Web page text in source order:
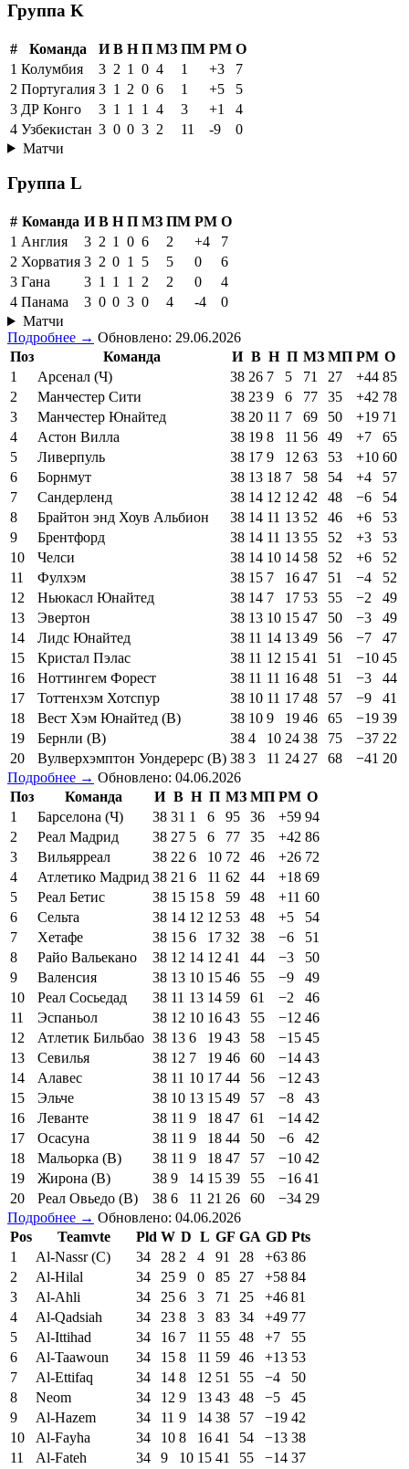
Группа K
# Команда И В Н П МЗ ПМ РМ О
1 Колумбия 3 2 1 0 4 1 +3
7
2 Португалия 3 1 2 0 6 1 +5
5
3 ДР Конго 3 1 1 1 4 3 +1
4
4 Узбекистан 3 0 0 3 2 11 -9
0
Матчи
Группа L
# Команда И В Н П МЗ ПМ РМ О
1 Англия 3 2 1 0 6 2 +4
7
2 Хорватия 3 2 0 1 5 5 0
6
3 Гана 3 1 1 1 2 2 0
4
4 Панама 3 0 0 3 0 4 -4
0
Матчи
Подробнее → Обновлено: 29.06.2026
Поз
Команда И В Н П МЗ МП РМ О
1
Арсенал (Ч) 38 26 7 5 71 27 +44 85
2
Манчестер Сити 38 23 9 6 77 35 +42 78
3
Манчестер Юнайтед 38 20 11 7 69 50 +19 71
4
Астон Вилла 38 19 8 11 56 49 +7
65
5
Ливерпуль 38 17 9 12 63 53 +10 60
6
Борнмут 38 13 18 7 58 54 +4
57
7
Сандерленд 38 14 12 12 42 48 −6
54
8
Брайтон энд Хоув Альбион 38 14 11 13 52 46 +6
53
9
Брентфорд 38 14 11 13 55 52 +3
53
10
Челси 38 14 10 14 58 52 +6
52
11
Фулхэм 38 15 7 16 47 51 −4
52
12
Ньюкасл Юнайтед 38 14 7 17 53 55 −2
49
13
Эвертон 38 13 10 15 47 50 −3
49
14
Лидс Юнайтед 38 11 14 13 49 56 −7
47
15
Кристал Пэлас 38 11 12 15 41 51 −10 45
16
Ноттингем Форест 38 11 11 16 48 51 −3
44
17
Тоттенхэм Хотспур 38 10 11 17 48 57 −9
41
18
Вест Хэм Юнайтед (В) 38 10 9 19 46 65 −19 39
19
Бернли (В) 38 4 10 24 38 75 −37 22
20
Вулверхэмптон Уондерерс (В) 38 3 11 24 27 68 −41 20
Подробнее → Обновлено: 04.06.2026
Поз
Команда И В Н П МЗ МП РМ О
1
Барселона (Ч) 38 31 1 6 95 36 +59 94
2
Реал Мадрид 38 27 5 6 77 35 +42 86
3
Вильярреал 38 22 6 10 72 46 +26 72
4
Атлетико Мадрид 38 21 6 11 62 44 +18 69
5
Реал Бетис 38 15 15 8 59 48 +11 60
6
Сельта 38 14 12 12 53 48 +5
54
7
Хетафе 38 15 6 17 32 38 −6
51
8
Райо Вальекано 38 12 14 12 41 44 −3
50
9
Валенсия 38 13 10 15 46 55 −9
49
10
Реал Сосьедад 38 11 13 14 59 61 −2
46
11
Эспаньол 38 12 10 16 43 55 −12 46
12
Атлетик Бильбао 38 13 6 19 43 58 −15 45
13
Севилья 38 12 7 19 46 60 −14 43
14
Алавес 38 11 10 17 44 56 −12 43
15
Эльче 38 10 13 15 49 57 −8
43
16
Леванте 38 11 9 18 47 61 −14 42
17
Осасуна 38 11 9 18 44 50 −6
42
18
Мальорка (В) 38 11 9 18 47 57 −10 42
19
Жирона (В) 38 9 14 15 39 55 −16 41
20
Реал Овьедо (В) 38 6 11 21 26 60 −34 29
Подробнее → Обновлено: 04.06.2026
Pos
Teamvte Pld W D L GF GA GD Pts
1
Al-Nassr (C) 34 28 2 4 91 28 +63 86
2
Al-Hilal 34 25 9 0 85 27 +58 84
3
Al-Ahli 34 25 6 3 71 25 +46 81
4
Al-Qadsiah 34 23 8 3 83 34 +49 77
5
Al-Ittihad 34 16 7 11 55 48 +7
55
6
Al-Taawoun 34 15 8 11 59 46 +13 53
7
Al-Ettifaq 34 14 8 12 51 55 −4
50
8
Neom 34 12 9 13 43 48 −5
45
9
Al-Hazem 34 11 9 14 38 57 −19 42
10
Al-Fayha 34 10 8 16 41 54 −13 38
11
Al-Fateh 34 9 10 15 41 55 −14 37